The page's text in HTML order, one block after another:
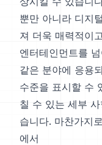
뿐만 아니라 디지
져 더욱 매력적이
엔터테인먼트를
같은 분야에 응용
수준을 표시할 수
칠 수 있는 세부
습니다. 마찬가지
에서